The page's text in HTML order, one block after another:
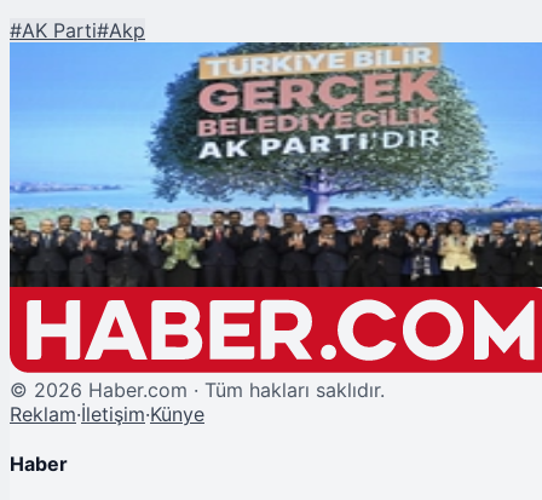
#AK Parti#Akp
AK Parti Türkiye Yüzyılı Buluşmaları Sürüyor
© 2026 Haber.com · Tüm hakları saklıdır.
Reklam·İletişim·Künye
Haber